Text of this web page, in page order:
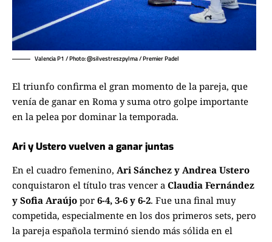
Valencia P1 / Photo: @silvestreszpylma / Premier Padel
El triunfo confirma el gran momento de la pareja, que
venía de ganar en Roma y suma otro golpe importante
en la pelea por dominar la temporada.
Ari y Ustero vuelven a ganar juntas
En el cuadro femenino, Ari Sánchez y Andrea Ustero
conquistaron el título tras vencer a Claudia Fernández
y Sofia Araújo por 6-4, 3-6 y 6-2. Fue una final muy
competida, especialmente en los dos primeros sets, pero
la pareja española terminó siendo más sólida en el